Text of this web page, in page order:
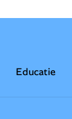
Educatie